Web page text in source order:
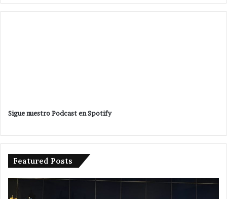
Sigue nuestro Podcast en Spotify
Featured Posts